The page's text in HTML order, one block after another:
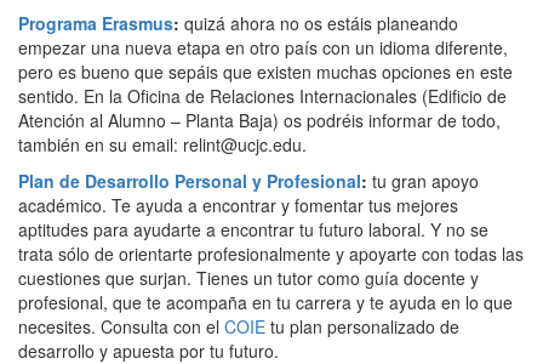
Programa Erasmus: quizá ahora no os estáis planeando
empezar una nueva etapa en otro país con un idioma diferente,
pero es bueno que sepáis que existen muchas opciones en este
sentido. En la Oficina de Relaciones Internacionales (Edificio de
Atención al Alumno – Planta Baja) os podréis informar de todo,
también en su email: relint@ucjc.edu.
Plan de Desarrollo Personal y Profesional: tu gran apoyo
académico. Te ayuda a encontrar y fomentar tus mejores
aptitudes para ayudarte a encontrar tu futuro laboral. Y no se
trata sólo de orientarte profesionalmente y apoyarte con todas las
cuestiones que surjan. Tienes un tutor como guía docente y
profesional, que te acompaña en tu carrera y te ayuda en lo que
necesites. Consulta con el COIE tu plan personalizado de
desarrollo y apuesta por tu futuro.